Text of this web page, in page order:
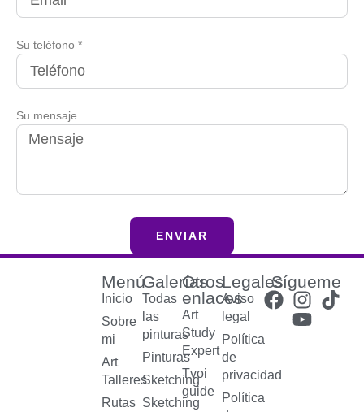
Su teléfono *
Su mensaje
ENVIAR
Menú
Inicio
Sobre
mi
Art
Talleres
Rutas
Galerías
Todas
las
pinturas
Pinturas
Sketching
Sketching
Otros
enlaces
Art
Study
Expert
Tvoi
guide
Legales
Aviso
legal
Política
de
privacidad
Política
Sígueme